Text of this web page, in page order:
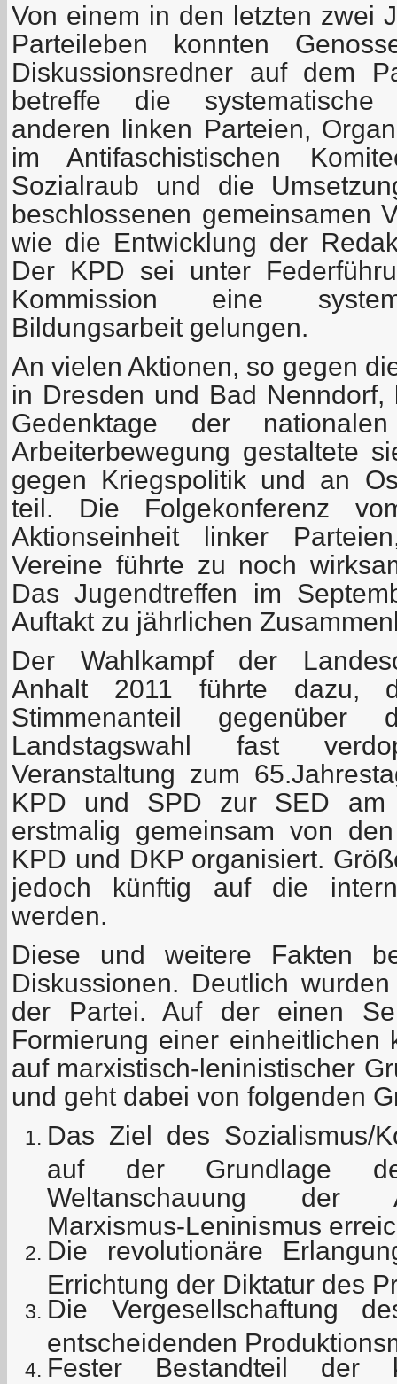
Von einem in den letzten zwei
Parteileben konnten
Diskussionsredner auf dem
betreffe die systematische
anderen linken Parteien,
im Antifaschistischen
Sozialraub und die
beschlossenen gemeinsamen
wie die Entwicklung der
Der KPD sei unter
Kommission eine
Bildungsarbeit gelungen.
An vielen Aktionen, so gegen
in Dresden und Bad
Gedenktage der
Arbeiterbewegung gestaltete
gegen Kriegspolitik und an
teil. Die Folgekonferenz
Aktionseinheit linker
Vereine führte zu noch
Das Jugendtreffen im
Auftakt zu jährlichen
Der Wahlkampf der
Anhalt 2011 führte dazu,
Stimmenanteil gegenüber
Landstagswahl fast
Veranstaltung zum
KPD und SPD zur SED
erstmalig gemeinsam von
KPD und DKP organisiert.
jedoch künftig auf die
werden.
Diese und weitere Fakten
Diskussionen. Deutlich
der Partei. Auf der einen
Formierung einer einheitlichen
auf marxistisch-leninistischer
und geht dabei von folgenden
Das Ziel des Sozialismus/
auf der Grundlage der
Weltanschauung der
Marxismus-Leninismus
Die revolutionäre
Errichtung der Diktatur des
Die Vergesellschaftung
entscheidenden
Fester Bestandteil der